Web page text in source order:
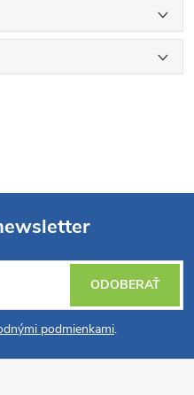
podmienkami.
ODOBERAŤ